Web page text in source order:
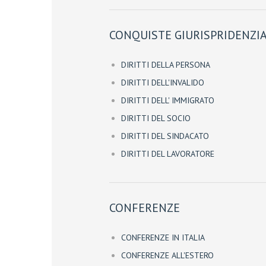
CONQUISTE
DIRITTI DELLA PERSONA
DIRITTI DELL'INVALIDO
DIRITTI DELL' IMMIGRATO
DIRITTI DEL SOCIO
DIRITTI DEL SINDACATO
DIRITTI DEL LAVORATORE
CONFERENZE
CONFERENZE IN ITALIA
CONFERENZE ALL'ESTERO